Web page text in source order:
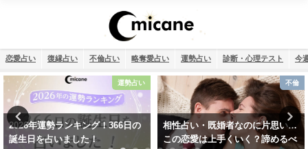
恋愛占い 復縁占い 不倫占い 略奪愛占い 運勢占い 診断・心理テスト 今
不倫
相性占い・既婚者なのに片思い…
この恋愛は上手くいく？諦めるべ
恋愛
タロット占い・彼氏の浮気が心
配…浮気度診断でチェック！